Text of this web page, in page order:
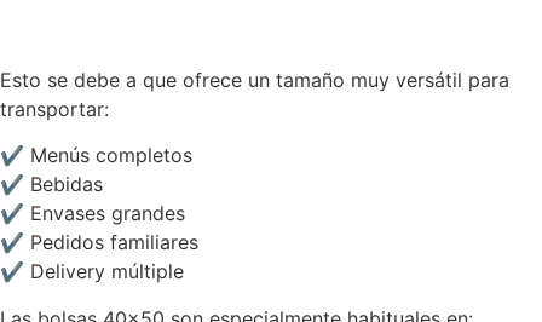
Esto se debe a que ofrece un tamaño muy versátil para
transportar:
✔ Menús completos
✔ Bebidas
✔ Envases grandes
✔ Pedidos familiares
✔ Delivery múltiple